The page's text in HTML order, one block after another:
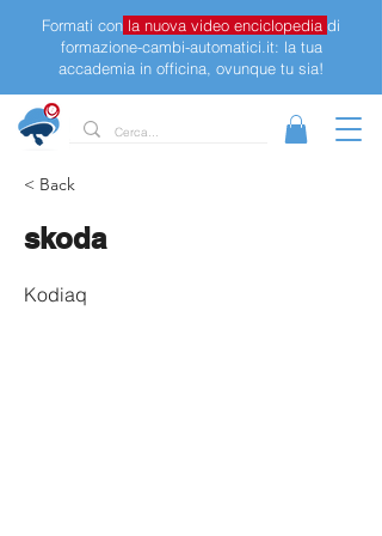
Formati con la nuova video enciclopedia di
formazione-cambi-automatici.it: la tua
accademia in officina, ovunque tu sia!
< Back
skoda
Kodiaq